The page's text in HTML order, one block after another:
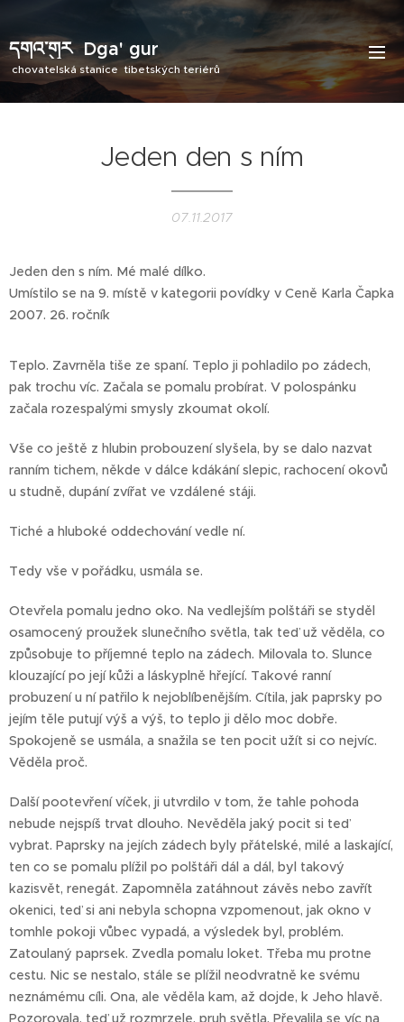
དགའ་གུརDga' gur
chovatelská stanice tibetských teriérů
Jeden den s ním
07.11.2017
Jeden den s ním. Mé malé dílko.
Umístilo se na 9. místě v kategorii povídky v Ceně Karla Čapka
2007. 26. ročník
Teplo. Zavrněla tiše ze spaní. Teplo ji pohladilo po zádech,
pak trochu víc. Začala se pomalu probírat. V polospánku
začala rozespalými smysly zkoumat okolí.
Vše co ještě z hlubin probouzení slyšela, by se dalo nazvat
ranním tichem, někde v dálce kdákání slepic, rachocení okovů
u studně, dupání zvířat ve vzdálené stáji.
Tiché a hluboké oddechování vedle ní.
Tedy vše v pořádku, usmála se.
Otevřela pomalu jedno oko. Na vedlejším polštáři se styděl
osamocený proužek slunečního světla, tak teď už věděla, co
způsobuje to příjemné teplo na zádech. Milovala to. Slunce
klouzající po její kůži a láskyplně hřející. Takové ranní
probuzení u ní patřilo k nejoblíbenějším. Cítila, jak paprsky po
jejím těle putují výš a výš, to teplo ji dělo moc dobře.
Spokojeně se usmála, a snažila se ten pocit užít si co nejvíc.
Věděla proč.
Další pootevření víček, ji utvrdilo v tom, že tahle pohoda
nebude nejspíš trvat dlouho. Nevěděla jaký pocit si teď
vybrat. Paprsky na jejích zádech byly přátelské, milé a laskající,
ten co se pomalu plížil po polštáři dál a dál, byl takový
kazisvět, renegát. Zapomněla zatáhnout závěs nebo zavřít
okenici, teď si ani nebyla schopna vzpomenout, jak okno v
tomhle pokoji vůbec vypadá, a výsledek byl, problém.
Zatoulaný paprsek. Zvedla pomalu loket. Třeba mu protne
cestu. Nic se nestalo, stále se plížil neodvratně ke svému
neznámému cíli. Ona, ale věděla kam, až dojde, k Jeho hlavě.
Pozorovala, teď už rozmrzele, pruh světla. Převalila se víc na